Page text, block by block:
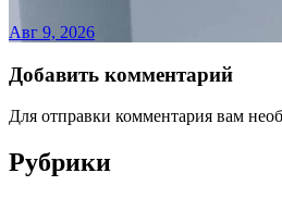
Авг 9, 2026
Добавить комментарий
Для отправки комментария вам
Рубрики